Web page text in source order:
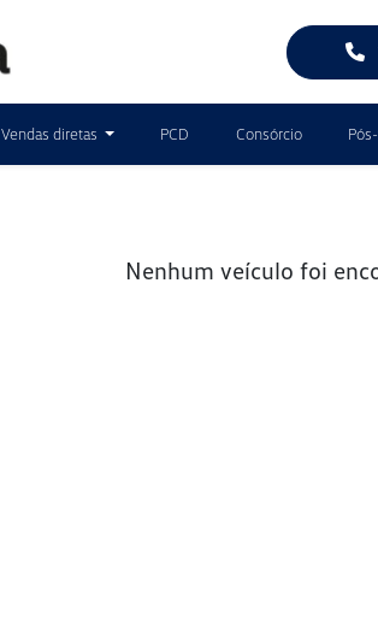
Vendas diretas PCD Consórcio
Nenhum veículo foi